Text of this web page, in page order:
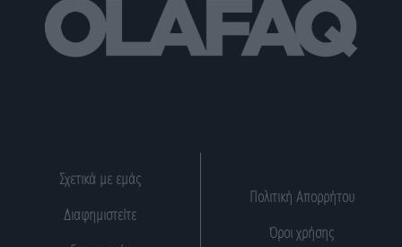
Σχετικά με εμάς
Διαφημιστείτε
Πολιτική Απορρήτου
Όροι χρήσης